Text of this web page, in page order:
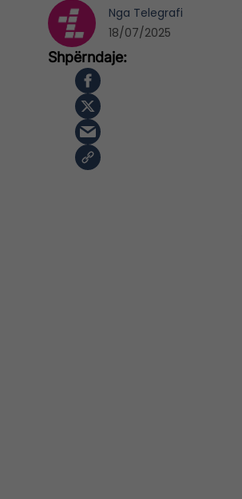
Nga Telegrafi
18/07/2025